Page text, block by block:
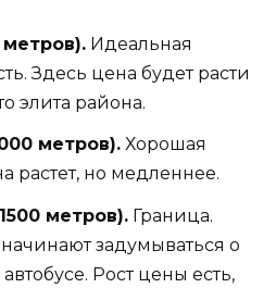
метров). Идеальная
Здесь цена будет расти
элита района.
метров). Хорошая
растет, но медленнее.
метров). Граница.
задумываться о
Рост цены есть,